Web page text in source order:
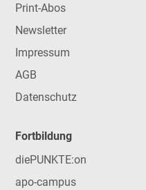
Print-Abos
Newsletter
Impressum
AGB
Datenschutz
Fortbildung
diePUNKTE:on
apo-campus